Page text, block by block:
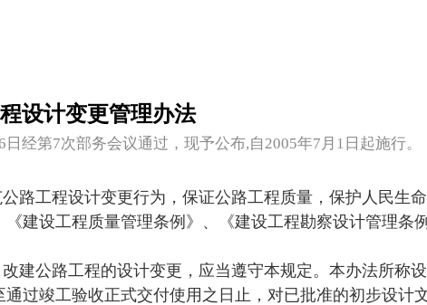
设计变更管理办法
经第7次部务会议通过，现予公布,自2005年7月1日起施行。
路工程设计变更行为，保证公路工程质量，保护人民生
建设工程质量管理条例》、《建设工程勘察设计管理条例
建公路工程的设计变更，应当遵守本规定。本办法所称
过竣工验收正式交付使用之日止，对已批准的初步设计